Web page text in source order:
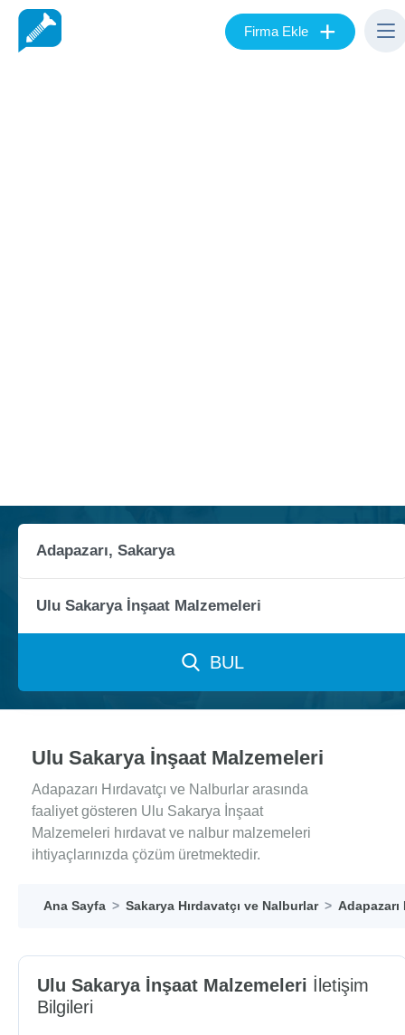
Firma Ekle +
BUL
Ulu Sakarya İnşaat Malzemeleri
Adapazarı Hırdavatçı ve Nalburlar arasında
faaliyet gösteren Ulu Sakarya İnşaat
Malzemeleri hırdavat ve nalbur malzemeleri
ihtiyaçlarınızda çözüm üretmektedir.
Ana Sayfa Sakarya Hırdavatçı ve Nalburlar Adapazarı
Ulu Sakarya İnşaat Malzemeleri İletişim
Bilgileri